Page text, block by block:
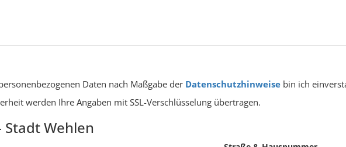
Daten nach Maßgabe der Datenschutzhinweise bin ich
werden Ihre Angaben mit SSL-Verschlüsselung übertragen.
Wehlen